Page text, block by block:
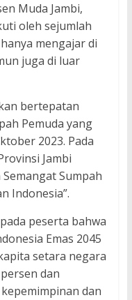
Muda Jambi,
oleh sejumlah
mengajar di
juga di luar
bertepatan
Pemuda yang
2023. Pada
Jambi
Sumpah
Indonesia”.
peserta bahwa
Emas 2045
setara negara
dan
dan